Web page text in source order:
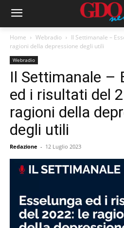
Home Webradio
Il Settimanale –
ragioni della depressione degli utili
Webradio
Il Settimanale –
ed i risultati del
ragioni della
degli utili
Redazione - 12 Luglio 2023